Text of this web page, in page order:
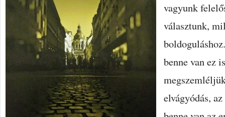
vagyunk
választunk,
benne van ez
elvágyódás,